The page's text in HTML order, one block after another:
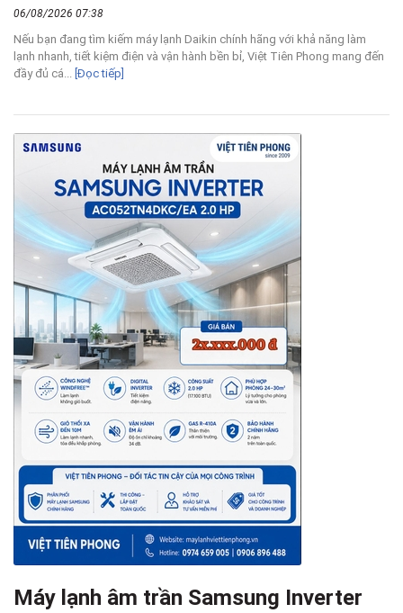
06/08/2026 07:38
Nếu bạn đang tìm kiếm máy lạnh Daikin chính hãng với khả năng làm
lạnh nhanh, tiết kiệm điện và vận hành bền bỉ, Việt Tiên Phong mang đến
đầy đủ cá...
[Đọc tiếp]
Máy lạnh âm trần Samsung Inverter